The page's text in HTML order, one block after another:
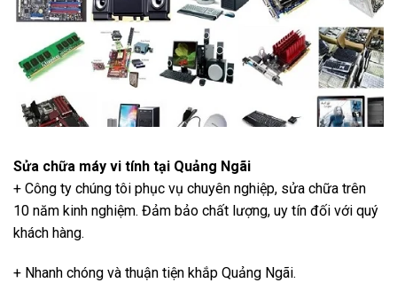
Sửa chữa máy vi tính tại Quảng Ngãi
+ Công ty chúng tôi phục vụ chuyên nghiệp, sửa chữa trên
10 năm kinh nghiệm. Đảm bảo chất lượng, uy tín đối với quý
khách hàng.
+ Nhanh chóng và thuận tiện khắp Quảng Ngãi.